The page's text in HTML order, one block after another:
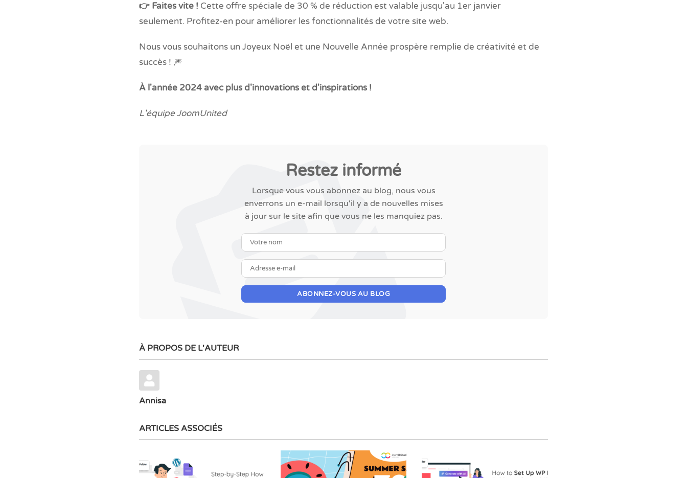
👉 Faites vite ! Cette offre spéciale de 30 % de réduction est valable jusqu'au 1er janvier
seulement. Profitez-en pour améliorer les fonctionnalités de votre site web.
Nous vous souhaitons un Joyeux Noël et une Nouvelle Année prospère remplie de créativité et de
succès ! 🎆
À l'année 2024 avec plus d'innovations et d'inspirations !
L'équipe JoomUnited
Restez informé
Lorsque vous vous abonnez au blog, nous vous
enverrons un e-mail lorsqu'il y a de nouvelles mises
à jour sur le site afin que vous ne les manquiez pas.
ABONNEZ-VOUS AU BLOG
À PROPOS DE L'AUTEUR
Annisa
ARTICLES ASSOCIÉS